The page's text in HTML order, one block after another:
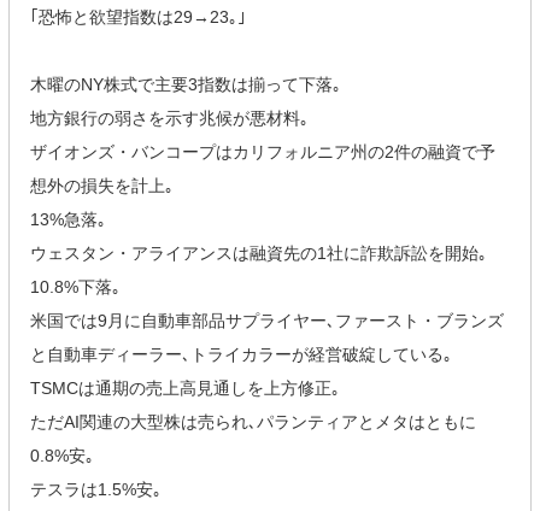
｢恐怖と欲望指数は29→23｡｣
木曜のNY株式で主要3指数は揃って下落｡
地方銀行の弱さを示す兆候が悪材料｡
ザイオンズ・バンコープはカリフォルニア州の2件の融資で予
想外の損失を計上｡
13%急落｡
ウェスタン・アライアンスは融資先の1社に詐欺訴訟を開始｡
10.8%下落｡
米国では9月に自動車部品サプライヤー､ファースト・ブランズ
と自動車ディーラー､トライカラーが経営破綻している｡
TSMCは通期の売上高見通しを上方修正｡
ただAI関連の大型株は売られ､パランティアとメタはともに
0.8%安｡
テスラは1.5%安｡